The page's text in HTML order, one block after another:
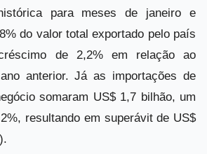
para meses de janeiro e
do valor total exportado pelo país
de 2,2% em relação ao
anterior. Já as importações de
somaram US$ 1,7 bilhão, um
resultando em superávit de US$